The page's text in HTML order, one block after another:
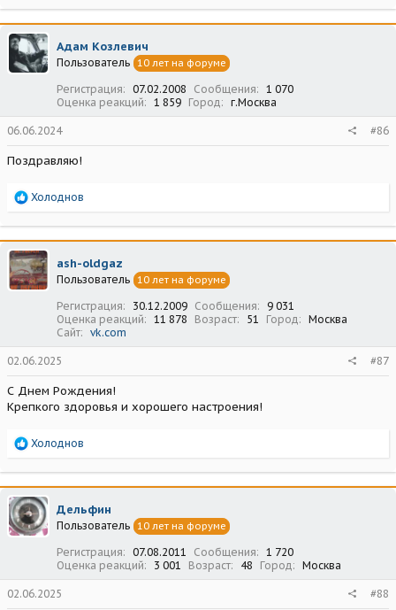
а
к
ц
и
и
Адам Козлевич
Пользователь 10 лет на форуме
Регистрация 07.02.2008 Сообщения
1 070
Оценка реакций
1 859 Город г.Москва
06.06.2024 #86
Поздравляю!
Р
а
к
ц
и
и
Холоднов
ash-oldgaz
Пользователь 10 лет на форуме
Регистрация 30.12.2009 Сообщения
9 031
Оценка реакций
11 878 Возраст 51 Город
Москва
Сайт
vk.com
02.06.2025 #87
С Днем Рождения!
Крепкого здоровья и хорошего настроения!
Р
а
к
ц
и
и
Холоднов
Дельфин
Пользователь 10 лет на форуме
Регистрация 07.08.2011 Сообщения
1 720
Оценка реакций
3 001 Возраст 48 Город Москва
02.06.2025 #88